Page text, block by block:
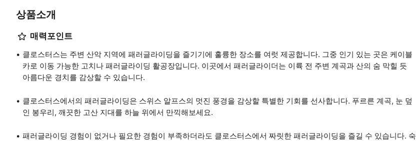
상품소개
매력포인트
클로스터스는 주변 산악 지역에 패러글라이딩을 즐기기에 훌륭한 장소를 여럿 제공합니다. 그중 인기 있는 곳은 케이블
카로 이동 가능한 고치나 패러글라이딩 활공장입니다. 이곳에서 패러글라이더는 이륙 전 주변 계곡과 산의 숨 막힐 듯
아름다운 경치를 감상할 수 있습니다.
클로스터스에서의 패러글라이딩은 스위스 알프스의 멋진 풍경을 감상할 특별한 기회를 선사합니다. 푸르른 계곡, 눈 덮
인 봉우리, 깨끗한 고산 지대를 하늘 위에서 만끽해보세요.
패러글라이딩 경험이 없거나 필요한 경험이 부족하더라도 클로스터스에서 짜릿한 패러글라이딩을 즐길 수 있습니다. 숙